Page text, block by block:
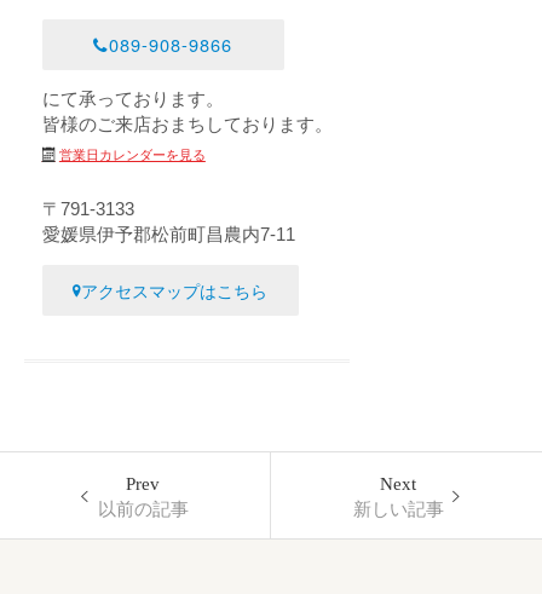
089-908-9866
にて承っております。
皆様のご来店おまちしております。
営業日カレンダーを見る
〒791-3133
愛媛県伊予郡松前町昌農内7-11
アクセスマップはこちら
Prev
以前の記事
Next
新しい記事